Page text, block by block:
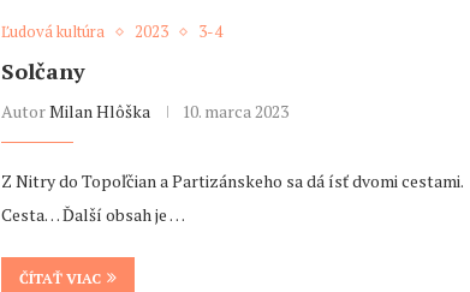
Ľudová kultúra 2023 3-4
Solčany
AutorMilan Hlôška 10. marca 2023
Z Nitry do Topoľčian a Partizánskeho sa dá ísť dvomi cestami.
Cesta… Ďalší obsah je …
ČÍTAŤ VIAC